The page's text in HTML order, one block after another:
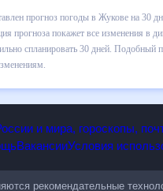
представлен прогноз
, выпадении
погода в Жукове в
погоды в Жукове,
и мира, гороскопы,